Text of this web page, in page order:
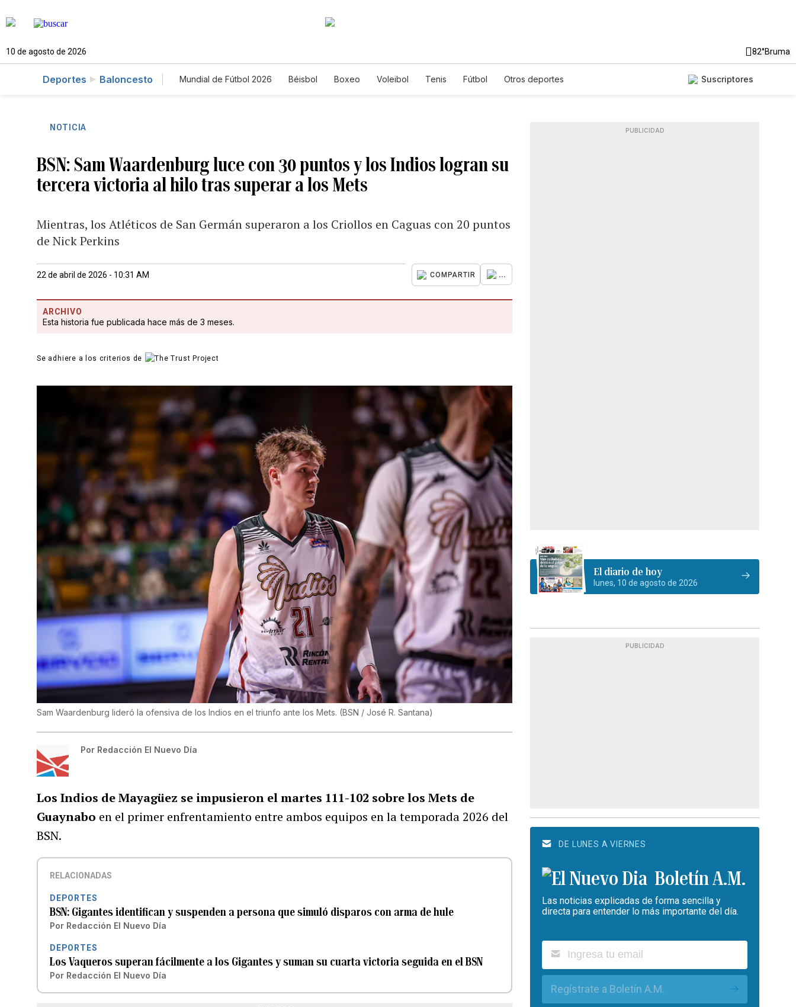
10 de agosto de 2026 82°Bruma
Deportes Baloncesto Mundial de Fútbol 2026 Béisbol Boxeo Voleibol Tenis Fútbol Otros deportes Suscriptores
NOTICIA
BSN: Sam Waardenburg luce con 30 puntos y los Indios logran su
tercera victoria al hilo tras superar a los Mets
Mientras, los Atléticos de San Germán superaron a los Criollos en Caguas con 20 puntos
de Nick Perkins
22 de abril de 2026 - 10:31 AM COMPARTIR ...
ARCHIVO
Esta historia fue publicada hace más de 3 meses.
Se adhiere a los criterios de
Sam Waardenburg lideró la ofensiva de los Indios en el triunfo ante los Mets. (BSN / José R. Santana)
Por Redacción El Nuevo Día
Los Indios de Mayagüez se impusieron el martes 111-102 sobre los Mets de
Guaynabo en el primer enfrentamiento entre ambos equipos en la temporada 2026 del
BSN.
RELACIONADAS
DEPORTES
BSN: Gigantes identifican y suspenden a persona que simuló disparos con arma de hule
Por Redacción El Nuevo Día
DEPORTES
Los Vaqueros superan fácilmente a los Gigantes y suman su cuarta victoria seguida en el BSN
Por Redacción El Nuevo Día
PUBLICIDAD
El diario de hoy
lunes, 10 de agosto de 2026
PUBLICIDAD
DE LUNES A VIERNES
Boletín A.M.
Las noticias explicadas de forma sencilla y
directa para entender lo más importante del día.
Regístrate a Boletín A.M.